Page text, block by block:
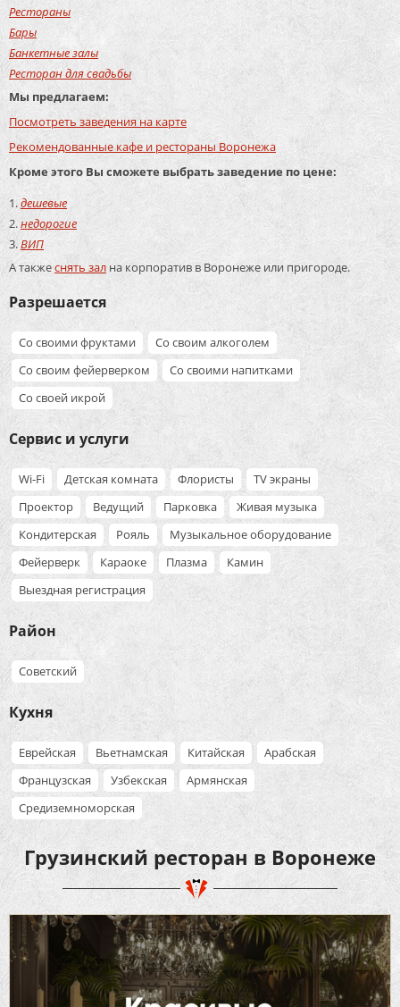
Рестораны
Бары
Банкетные залы
Ресторан для свадьбы
Мы предлагаем:
Посмотреть заведения на карте
Рекомендованные кафе и рестораны Воронежа
Кроме этого Вы сможете выбрать заведение по цене:
дешевые
недорогие
ВИП
А такжеснять зал на корпоратив в Воронеже или пригороде.
Разрешается
Со своими фруктами
Со своим алкоголем
Со своим фейерверком
Со своими напитками
Со своей икрой
Сервис и услуги
Wi-Fi Детская комната Флористы
TV экраны
Проектор
Ведущий Парковка
Живая музыка
Кондитерская
Рояль
Музыкальное оборудование
Фейерверк
Караоке Плазма
Камин
Выездная регистрация
Район
Советский
Кухня
Еврейская Вьетнамская Китайская
Арабская
Французская
Узбекская
Армянская
Средиземноморская
Грузинский ресторан в Воронеже